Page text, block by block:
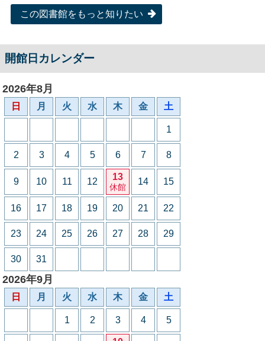
この図書館をもっと知りたい
開館日カレンダー
2026年8月
日 月 火 水 木 金 土
1
2 3 4 5 6 7 8
9 10 11 12 13
休館
14 15
16 17 18 19 20 21 22
23 24 25 26 27 28 29
30 31
2026年9月
日 月 火 水 木 金 土
1 2 3 4 5